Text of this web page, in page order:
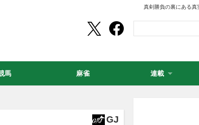
真剣勝負の裏にある
GJ
馬 麻雀 連載